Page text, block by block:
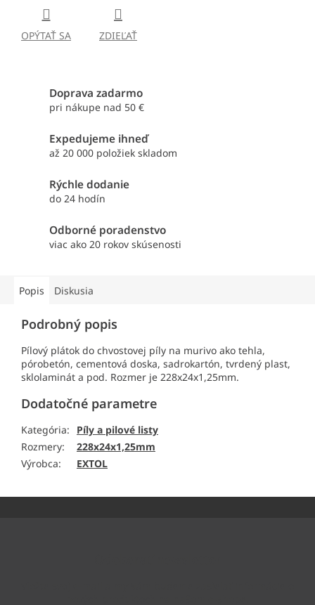
OPÝTAŤ SA ZDIEĽAŤ
Doprava zadarmo
pri nákupe nad 50 €
Expedujeme ihneď
až 20 000 položiek skladom
Rýchle dodanie
do 24 hodín
Odborné poradenstvo
viac ako 20 rokov skúsenosti
Popis Diskusia
Podrobný popis
Pílový plátok do chvostovej píly na murivo ako tehla,
pórobetón, cementová doska, sadrokartón, tvrdený plast,
sklolaminát a pod. Rozmer je 228x24x1,25mm.
Dodatočné parametre
Kategória:
Píly a pilové listy
Rozmery:
228x24x1,25mm
Výrobca: EXTOL